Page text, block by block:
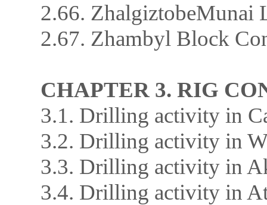
2.66. ZhalgiztobeMunai
2.67. Zhambyl Block
CHAPTER 3. RIG
3.1. Drilling activity in
3.2. Drilling activity in
3.3. Drilling activity in
3.4. Drilling activity in